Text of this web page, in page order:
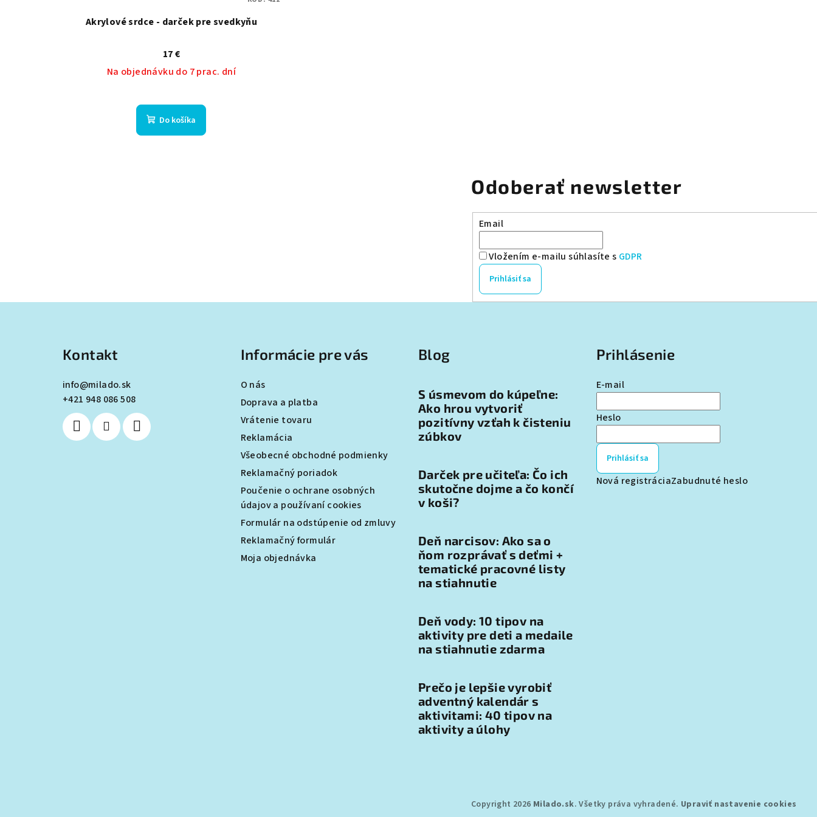
Akrylové srdce - darček pre svedkyňu
17 €
Na objednávku do 7 prac. dní
Do košíka
Odoberať newsletter
Email
Vložením e-mailu súhlasíte s GDPR
Prihlásiť sa
Kontakt
info@milado.sk
+421 948 086 508
Informácie pre vás
O nás
Doprava a platba
Vrátenie tovaru
Reklamácia
Všeobecné obchodné podmienky
Reklamačný poriadok
Poučenie o ochrane osobných
údajov a používaní cookies
Formulár na odstúpenie od zmluvy
Reklamačný formulár
Moja objednávka
Blog
S úsmevom do kúpeľne:
Ako hrou vytvoriť
pozitívny vzťah k čisteniu
zúbkov
Darček pre učiteľa: Čo ich
skutočne dojme a čo končí
v koši?
Deň narcisov: Ako sa o
ňom rozprávať s deťmi +
tematické pracovné listy
na stiahnutie
Deň vody: 10 tipov na
aktivity pre deti a medaile
na stiahnutie zdarma
Prečo je lepšie vyrobiť
adventný kalendár s
aktivitami: 40 tipov na
aktivity a úlohy
Prihlásenie
E-mail
Heslo
Prihlásiť sa
Nová registráciaZabudnuté heslo
Copyright 2026 Milado.sk. Všetky práva vyhradené. Upraviť nastavenie cookies